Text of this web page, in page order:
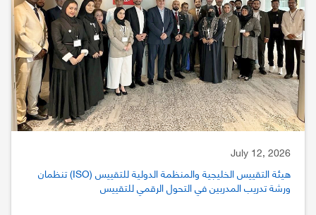
July 12, 2026
هيئة التقييس الخليجية والمنظمة الدولية للتقييس (ISO) تنظمان
ورشة تدريب المدربين في التحول الرقمي للتقييس